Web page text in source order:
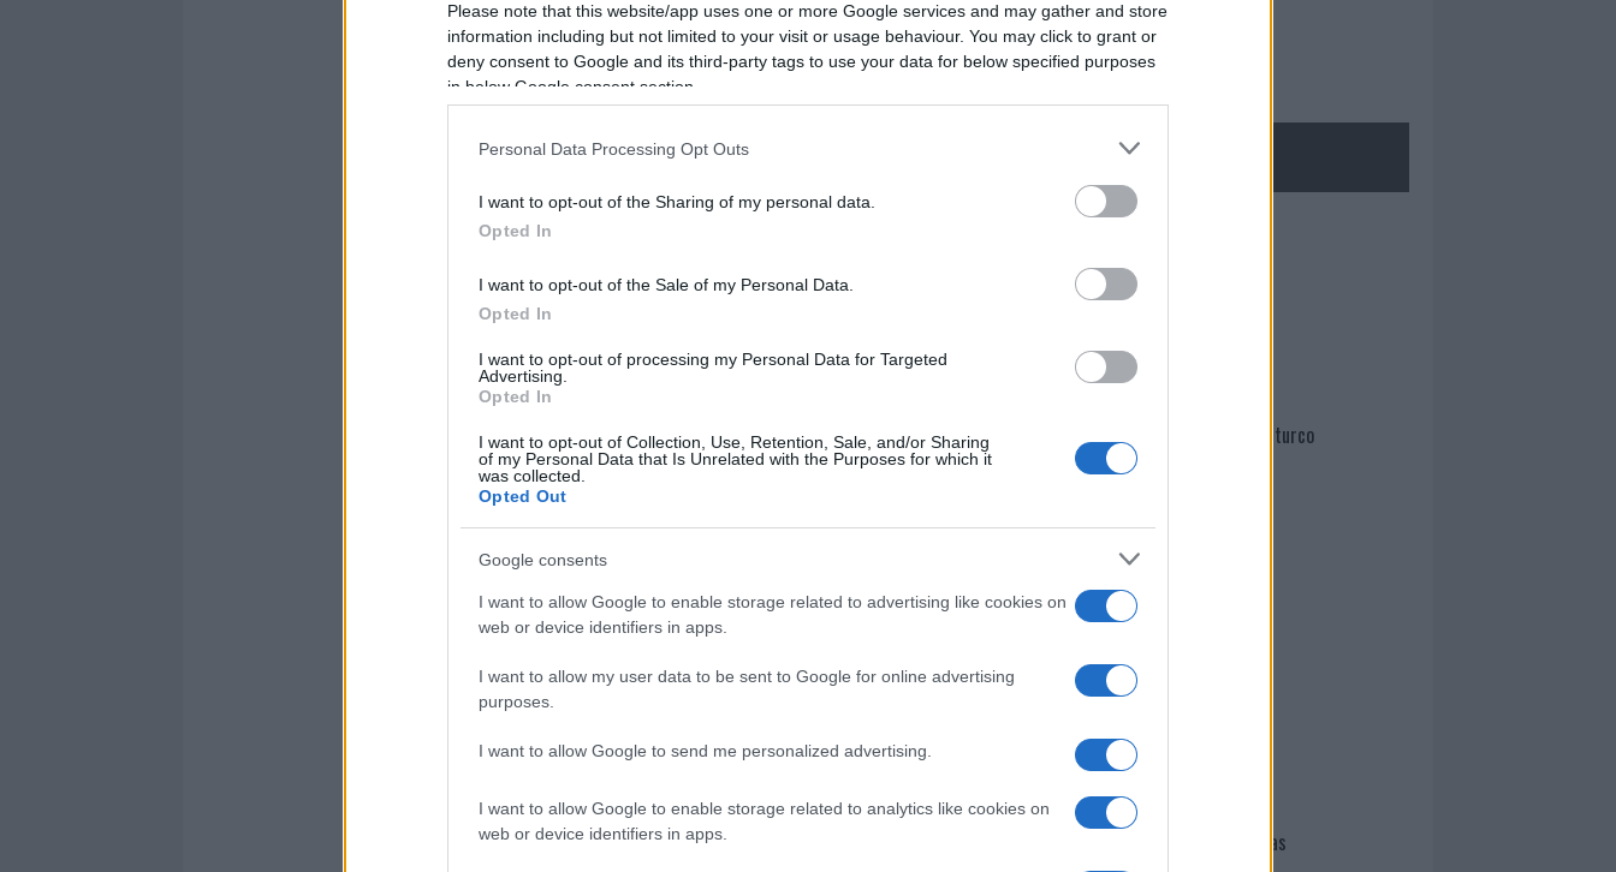
Please note that this website/app uses one or more Google services and may gather and store
information including but not limited to your visit or usage behaviour. You may click to grant or
deny consent to Google and its third-party tags to use your data for below specified purposes
in below Google consent section.
Personal Data Processing Opt Outs
I want to opt-out of the Sharing of my personal data.
Opted In
I want to opt-out of the Sale of my Personal Data.
Opted In
I want to opt-out of processing my Personal Data for Targeted
Advertising.
Opted In
I want to opt-out of Collection, Use, Retention, Sale, and/or Sharing
of my Personal Data that Is Unrelated with the Purposes for which it
was collected.
Opted Out
Google consents
I want to allow Google to enable storage related to advertising like cookies on
web or device identifiers in apps.
I want to allow my user data to be sent to Google for online advertising
purposes.
I want to allow Google to send me personalized advertising.
I want to allow Google to enable storage related to analytics like cookies on
web or device identifiers in apps.
NECROLOGIE
Martina Agostina Diturco
I nostri cari
I nostri cari
Giovannimaria Cabras